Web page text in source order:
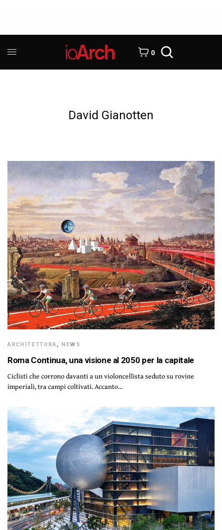
0
David Gianotten
ARCHITETTURA,NEWS
Roma Continua, una visione al 2050 per la capitale
Ciclisti che corrono davanti a un violoncellista seduto su rovine
imperiali, tra campi coltivati. Accanto…